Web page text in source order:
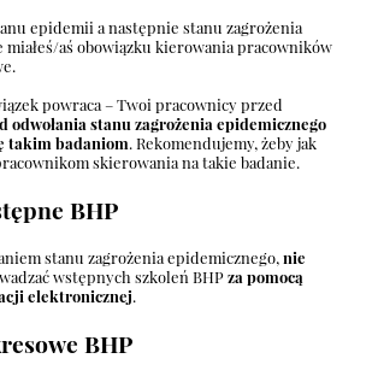
epidemii a następnie stanu zagrożenia
aś obowiązku kierowania pracowników
powraca – Twoi pracownicy przed
odwołania stanu zagrożenia epidemicznego
takim badaniom. Rekomendujemy, żeby jak
skierowania na takie badanie.
BHP
stanu zagrożenia epidemicznego,nie
wstępnych szkoleń BHPza pomocą
elektronicznej.
BHP